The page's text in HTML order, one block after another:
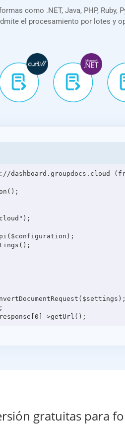
como .NET, Java, PHP, Ruby,
el procesamiento por lotes y
gratuitas para